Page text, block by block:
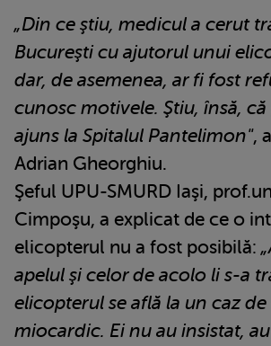
„Din ce ştiu, medicul a cerut
Bucureşti cu ajutorul unui
dar, de asemenea, ar fi fost
cunosc motivele. Ştiu, însă,
ajuns la Spitalul Pantelimon",
Adrian Gheorghiu.
Şeful UPU-SMURD Iaşi,
Cimpoşu, a explicat de ce o
elicopterul nu a fost posibilă:
apelul şi celor de acolo li s-a
elicopterul se află la un caz
miocardic. Ei nu au insistat,